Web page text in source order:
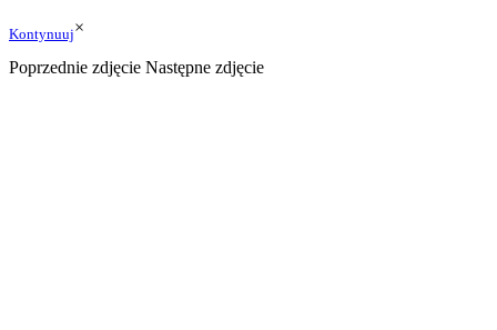
Kontynuuj×
Poprzednie zdjęcie Następne zdjęcie